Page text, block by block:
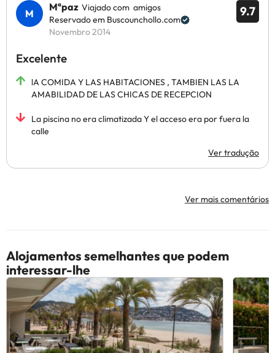
9.7
Mªpaz Viajado com amigos
Reservado em Buscounchollo.com
Novembro 2014
Excelente
lA COMIDA Y LAS HABITACIONES , TAMBIEN LAS LA
AMABILIDAD DE LAS CHICAS DE RECEPCION
La piscina no era climatizada Y el acceso era por fuera la
calle
Ver tradução
Ver mais comentários
Alojamentos semelhantes que podem
interessar-lhe